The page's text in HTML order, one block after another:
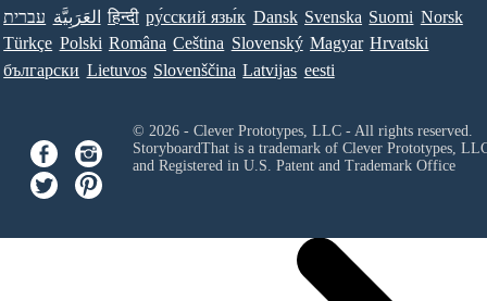
עברית العَرَبِيَّة हिन्दी ру́сский язы́к Dansk Svenska Suomi Norsk
Türkçe Polski Româna Ceština Slovenský Magyar Hrvatski
български Lietuvos Slovenščina Latvijas eesti
© 2026 - Clever Prototypes, LLC - All rights reserved.
StoryboardThat is a trademark of Clever Prototypes,
and Registered in U.S. Patent and Trademark Office